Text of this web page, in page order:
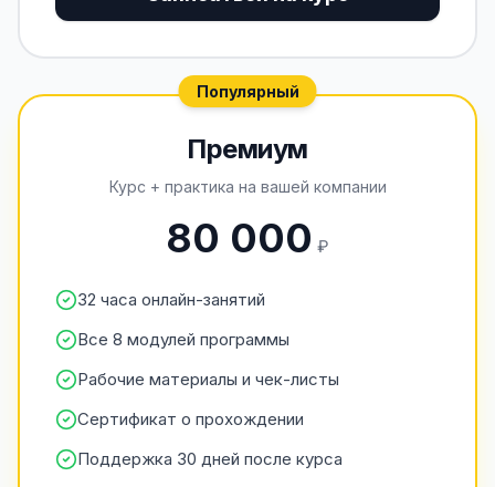
Популярный
Премиум
Курс + практика на вашей компании
80 000 ₽
32 часа онлайн-занятий
Все 8 модулей программы
Рабочие материалы и чек-листы
Сертификат о прохождении
Поддержка 30 дней после курса